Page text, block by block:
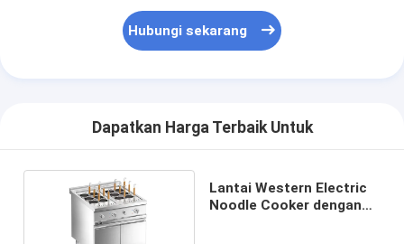
Hubungi sekarang
Dapatkan Harga Terbaik Untuk
Lantai Western Electric
Noodle Cooker dengan